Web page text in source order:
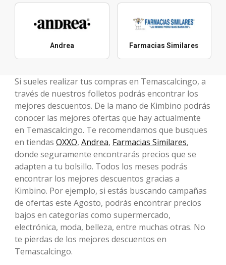
Andrea Farmacias Similares
Si sueles realizar tus compras en Temascalcingo, a
través de nuestros folletos podrás encontrar los
mejores descuentos. De la mano de Kimbino podrás
conocer las mejores ofertas que hay actualmente
en Temascalcingo. Te recomendamos que busques
en tiendas OXXO, Andrea, Farmacias Similares,
donde seguramente encontrarás precios que se
adapten a tu bolsillo. Todos los meses podrás
encontrar los mejores descuentos gracias a
Kimbino. Por ejemplo, si estás buscando campañas
de ofertas este Agosto, podrás encontrar precios
bajos en categorías como supermercado,
electrónica, moda, belleza, entre muchas otras. No
te pierdas de los mejores descuentos en
Temascalcingo.